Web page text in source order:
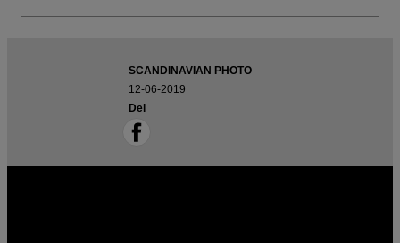
SCANDINAVIAN PHOTO
12-06-2019
Del